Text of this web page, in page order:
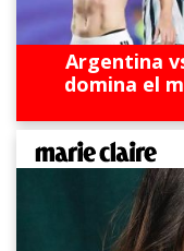
Argentina
domina el